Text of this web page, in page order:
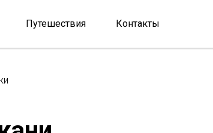
Путешествия Контакты